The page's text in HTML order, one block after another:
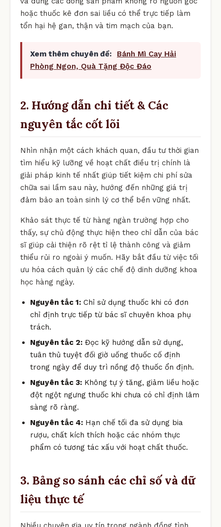
hoặc thuốc kê đơn sai liều có thể trực tiếp làm
tổn hại hệ gan, thận và tim mạch của bạn.
Xem thêm chuyên đề:
Bánh Mì Cay Hải
Phòng Ngon, Quà Tặng Độc Đáo
2. Hướng dẫn chi tiết & Các
nguyên tắc cốt lõi
Nhìn nhận một cách khách quan, đầu tư thời gian
tìm hiểu kỹ lưỡng về hoạt chất điều trị chính là
giải pháp kinh tế nhất giúp tiết kiệm chi phí sửa
chữa sai lầm sau này, hướng đến những giá trị
đảm bảo an toàn sinh lý cơ thể bền vững nhất.
Khảo sát thực tế từ hàng ngàn trường hợp cho
thấy, sự chủ động thực hiện theo chỉ dẫn của bác
sĩ giúp cải thiện rõ rệt tỉ lệ thành công và giảm
thiểu rủi ro ngoài ý muốn. Hãy bắt đầu từ việc tối
ưu hóa cách quản lý các chế độ dinh dưỡng khoa
học hàng ngày.
Nguyên tắc 1: Chỉ sử dụng thuốc khi có đơn
chỉ định trực tiếp từ bác sĩ chuyên khoa phụ
trách.
Nguyên tắc 2: Đọc kỹ hướng dẫn sử dụng,
tuân thủ tuyệt đối giờ uống thuốc cố định
trong ngày để duy trì nồng độ thuốc ổn định.
Nguyên tắc 3: Không tự ý tăng, giảm liều hoặc
đột ngột ngưng thuốc khi chưa có chỉ định lâm
sàng rõ ràng.
Nguyên tắc 4: Hạn chế tối đa sử dụng bia
rượu, chất kích thích hoặc các nhóm thực
phẩm có tương tác xấu với hoạt chất thuốc.
3. Bảng so sánh các chỉ số và dữ
liệu thực tế